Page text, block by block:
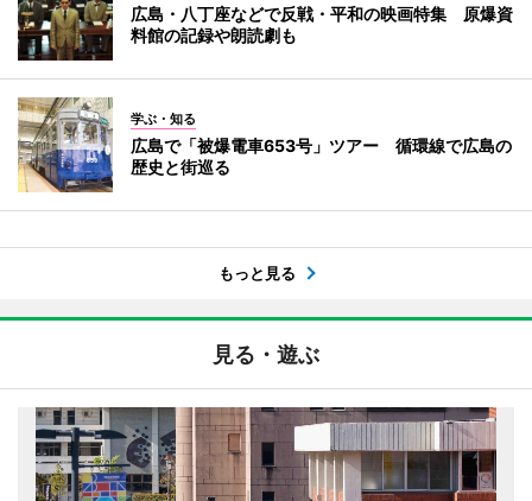
広島・八丁座などで反戦・平和の映画特集 原爆資
料館の記録や朗読劇も
学ぶ・知る
広島で「被爆電車653号」ツアー 循環線で広島の
歴史と街巡る
もっと見る
見る・遊ぶ